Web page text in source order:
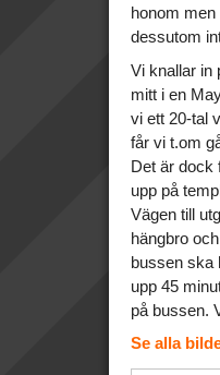
honom
dessutom
Vi knallar in
mitt i en
vi ett 20-tal
får vi t.om
Det är dock
upp på
Vägen till
hängbro
bussen ska
upp 45
på bussen.
Se alla